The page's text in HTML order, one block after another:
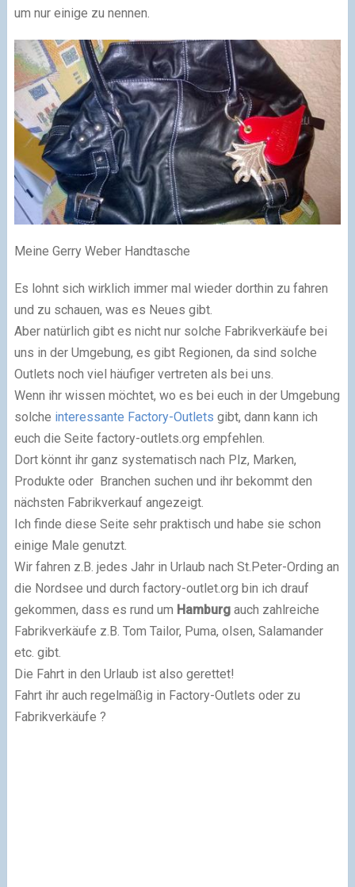
um nur einige zu nennen.
Meine Gerry Weber Handtasche
Es lohnt sich wirklich immer mal wieder dorthin zu fahren
und zu schauen, was es Neues gibt.
Aber natürlich gibt es nicht nur solche Fabrikverkäufe bei
uns in der Umgebung, es gibt Regionen, da sind solche
Outlets noch viel häufiger vertreten als bei uns.
Wenn ihr wissen möchtet, wo es bei euch in der Umgebung
solche interessante Factory-Outlets gibt, dann kann ich
euch die Seite factory-outlets.org empfehlen.
Dort könnt ihr ganz systematisch nach Plz, Marken,
Produkte oder Branchen suchen und ihr bekommt den
nächsten Fabrikverkauf angezeigt.
Ich finde diese Seite sehr praktisch und habe sie schon
einige Male genutzt.
Wir fahren z.B. jedes Jahr in Urlaub nach St.Peter-Ording an
die Nordsee und durch factory-outlet.org bin ich drauf
gekommen, dass es rund um Hamburgauch zahlreiche
Fabrikverkäufe z.B. Tom Tailor, Puma, olsen, Salamander
etc. gibt.
Die Fahrt in den Urlaub ist also gerettet!
Fahrt ihr auch regelmäßig in Factory-Outlets oder zu
Fabrikverkäufe ?